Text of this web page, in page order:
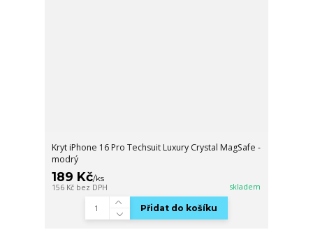
Kryt iPhone 16 Pro Techsuit Luxury Crystal MagSafe -
modrý
189 Kč/ks
156 Kč bez DPH skladem
Přidat do košíku